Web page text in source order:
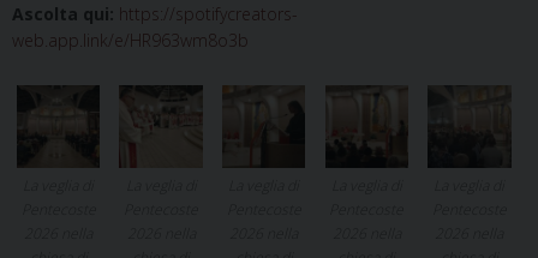
Ascolta qui: https://spotifycreators-
web.app.link/e/HR963wm8o3b